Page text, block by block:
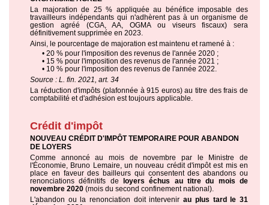
La majoration de 25 % appliquée au bénéfice imposable des
travailleurs indépendants qui n'adhèrent pas à un organisme de
gestion agréé (CGA, AA, OGMA ou viseurs fiscaux) sera
définitivement supprimée en 2023.
Ainsi, le pourcentage de majoration est maintenu et ramené à :
• 20 % pour l'imposition des revenus de l'année 2020 ;
• 15 % pour l'imposition des revenus de l'année 2021 ;
• 10 % pour l'imposition des revenus de l'année 2022.
Source : L. fin. 2021, art. 34
La réduction d'impôts (plafonnée à 915 euros) au titre des frais de
comptabilité et d'adhésion est toujours applicable.
Crédit d'impôt
NOUVEAU CRÉDIT D'IMPÔT TEMPORAIRE POUR ABANDON
DE LOYERS
Comme annoncé au mois de novembre par le Ministre de
l'Économie, Bruno Lemaire, un nouveau crédit d'impôt est mis en
place en faveur des bailleurs qui consentent des abandons ou
renonciations définitifs de
loyers échus au titre du mois de
novembre 2020 (mois du second confinement national).
L'abandon ou la renonciation doit intervenirau plus tard le 31